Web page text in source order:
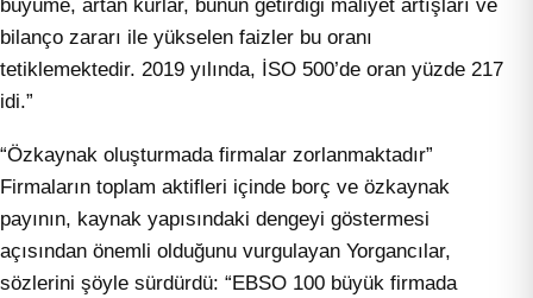
büyüme, artan kurlar, bunun getirdiği maliyet artışları ve
bilanço zararı ile yükselen faizler bu oranı
tetiklemektedir. 2019 yılında, İSO 500’de oran yüzde 217
idi.”
“Özkaynak oluşturmada firmalar zorlanmaktadır”
Firmaların toplam aktifleri içinde borç ve özkaynak
payının, kaynak yapısındaki dengeyi göstermesi
açısından önemli olduğunu vurgulayan Yorgancılar,
sözlerini şöyle sürdürdü: “EBSO 100 büyük firmada